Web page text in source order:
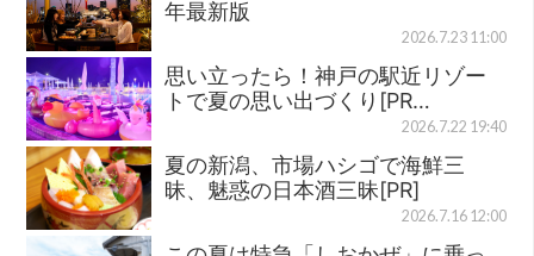
年最新版
2026.7.23 11:00
思い立ったら！神戸の駅近リゾー
トで夏の思い出づくり[PR…
2026.7.22 19:40
夏の新潟、市場ハシゴで海鮮三
昧、魅惑の日本酒三昧[PR]
2026.7.16 12:00